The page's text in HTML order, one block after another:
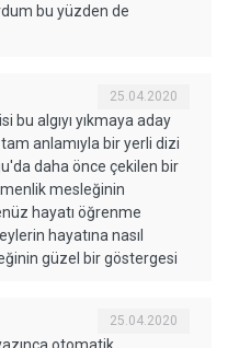
bu yüzden de
25.04.2020
bu algıyı yıkmaya aday
anlamıyla bir yerli dizi
daha önce çekilen bir
mesleğinin
hayatı öğrenme
hayatına nasıl
güzel bir göstergesi
25.04.2020
otomatik